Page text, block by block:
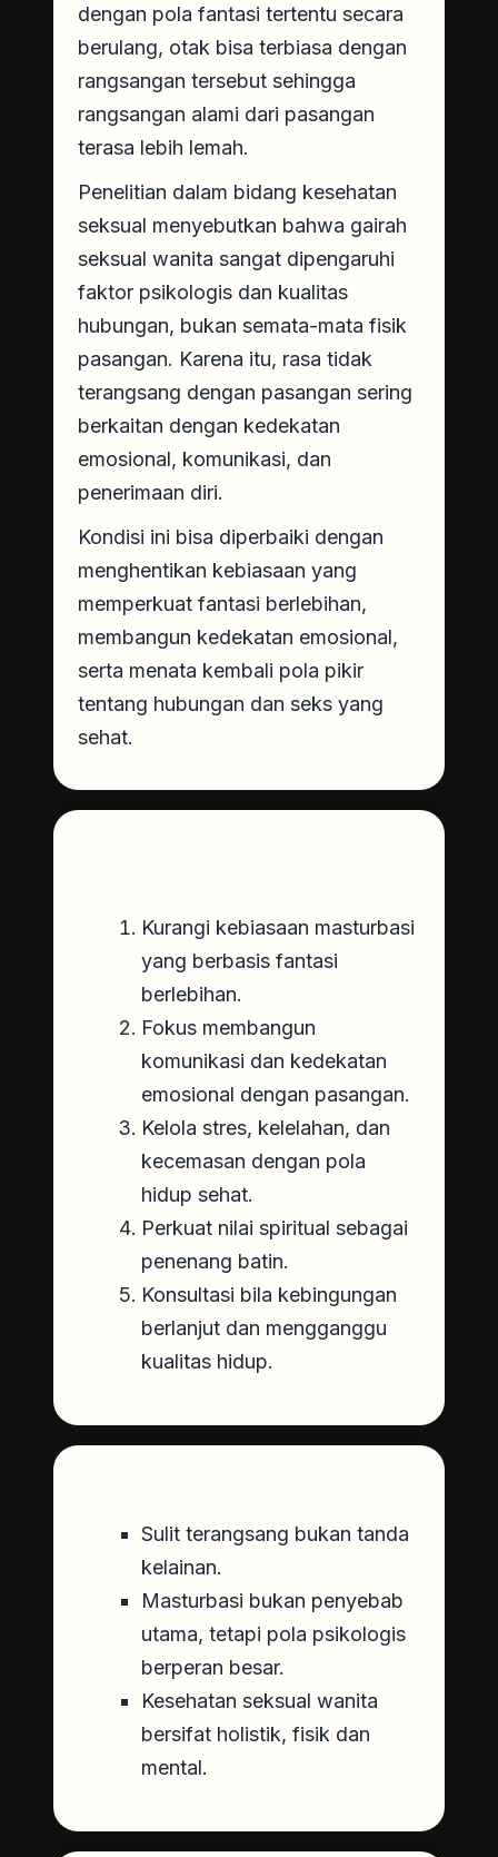
dengan pola fantasi tertentu secara
berulang, otak bisa terbiasa dengan
rangsangan tersebut sehingga
rangsangan alami dari pasangan
terasa lebih lemah.
Penelitian dalam bidang kesehatan
seksual menyebutkan bahwa gairah
seksual wanita sangat dipengaruhi
faktor psikologis dan kualitas
hubungan, bukan semata-mata fisik
pasangan. Karena itu, rasa tidak
terangsang dengan pasangan sering
berkaitan dengan kedekatan
emosional, komunikasi, dan
penerimaan diri.
Kondisi ini bisa diperbaiki dengan
menghentikan kebiasaan yang
memperkuat fantasi berlebihan,
membangun kedekatan emosional,
serta menata kembali pola pikir
tentang hubungan dan seks yang
sehat.
Kurangi kebiasaan masturbasi
yang berbasis fantasi
berlebihan.
Fokus membangun
komunikasi dan kedekatan
emosional dengan pasangan.
Kelola stres, kelelahan, dan
kecemasan dengan pola
hidup sehat.
Perkuat nilai spiritual sebagai
penenang batin.
Konsultasi bila kebingungan
berlanjut dan mengganggu
kualitas hidup.
Sulit terangsang bukan tanda
kelainan.
Masturbasi bukan penyebab
utama, tetapi pola psikologis
berperan besar.
Kesehatan seksual wanita
bersifat holistik, fisik dan
mental.